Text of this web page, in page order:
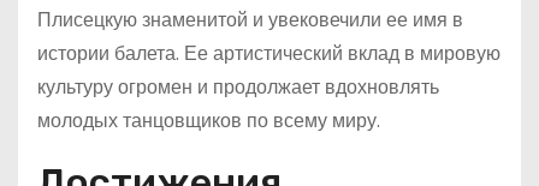
Плисецкую знаменитой и увековечили ее имя в
истории балета. Ее артистический вклад в мировую
культуру огромен и продолжает вдохновлять
молодых танцовщиков по всему миру.